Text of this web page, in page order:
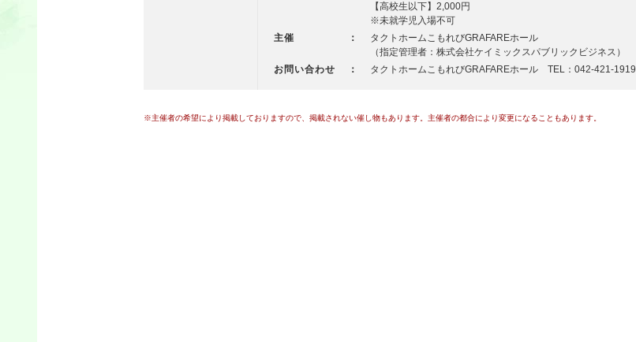
【高校生以下】2,000円
※未就学児入場不可
主催
：
タクトホームこもれびGRAFAREホール
（指定管理者：株式会社ケイミックスパブリックビジネス）
お問い合わせ
： タクトホームこもれびGRAFAREホール TEL：042-421-1919
※主催者の希望により掲載しておりますので、掲載されない催し物もあります。主催者の都合により変更になることもあります。